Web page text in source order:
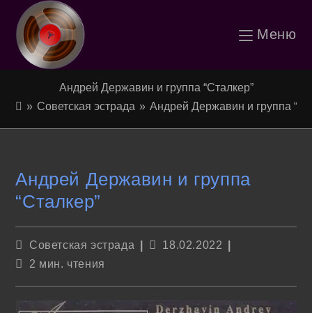
Перейти
содержимому
Меню
Андрей Державин и группа “Сталкер”
» Советская эстрада » Андрей Державин и группа
Андрей Державин и группа
“Сталкер”
Рубрика
Советская эстрада
Запись
18.02.2022
Время2 мин. чтения